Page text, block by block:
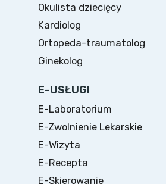
Okulista dziecięcy
Kardiolog
Ortopeda-traumatolog
Ginekolog
E-USŁUGI
E-Laboratorium
E-Zwolnienie Lekarskie
E-Wizyta
E-Recepta
E-Skierowanie